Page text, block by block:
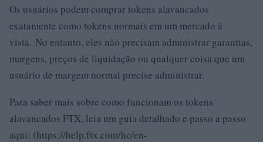
Os usuários podem comprar tokens alavancados
exatamente como tokens normais em um mercado à
vista. No entanto, eles não precisam administrar garantias,
margens, preços de liquidação ou qualquer coisa que um
usuário de margem normal precise administrar.
Para saber mais sobre como funcionam os tokens
alavancados FTX, leia um guia detalhado e passo a passo
aqui: (https://help.ftx.com/hc/en-